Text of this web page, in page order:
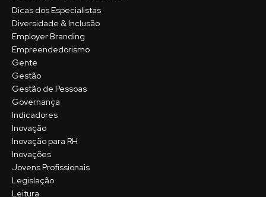
Dicas dos Especialistas
Diversidade & Inclusão
Employer Branding
Empreendedorismo
Gente
Gestão
Gestão de Pessoas
Governança
Indicadores
Inovação
Inovação para RH
Inovações
Jovens Profissionais
Legislação
Leitura